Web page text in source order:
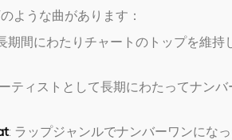
ような曲があります：
期間にわたりチャートのトップを維持
ティストとして長期にわたってナン
: ラップジャンルでナンバーワンになっ